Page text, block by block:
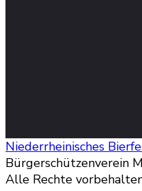
Niederrheinisches
Bürgerschützenverein
Alle Rechte